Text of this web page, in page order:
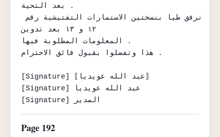
بعد التحية .
نرفق طيا بنسختين الاستمارات التفتيشية رقم
١٢ و ١٣ بعد تدوين
المعلومات المطلوبة فيها .
هذا وتفضلوا بقبول فائق الاحترام .
[Signature] ⟦عبد الله عويديا⟧
[Signature] عبد الله عويديا
[Signature] المدير
Page 192